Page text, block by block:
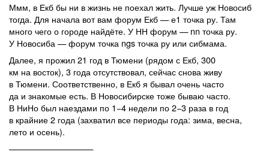
Ммм, в Екб бы ни в жизнь не поехал жить. Лучше уж Новосиб
тогда. Для начала вот вам форум Екб — е1 точка ру. Там
много чего о городе найдёте. У НН форум — nn точка ру.
У Новосиба — форум точка ngs точка ру или сибмама.
Далее, я прожил 21 год в Тюмени (рядом с Екб, 300
км на восток), 3 года отсутствовал, сейчас снова живу
в Тюмени. Соответственно, в Екб я бывал очень часто
да и знакомые есть. В Новосибирске тоже бываю часто.
В НиНо был наездами по 1−4 недели по 2−3 раза в год
в крайние 2 года (захватил все периоды года: зима, весна,
лето и осень).
——————————